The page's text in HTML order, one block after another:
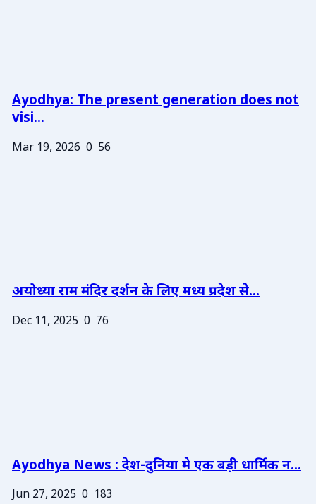
Ayodhya: The present generation does not
visi...
Mar 19, 2026 0 56
अयोध्या राम मंदिर दर्शन के लिए मध्य प्रदेश से...
Dec 11, 2025 0 76
Ayodhya News : देश-दुनिया मे एक बड़ी धार्मिक न...
Jun 27, 2025 0 183